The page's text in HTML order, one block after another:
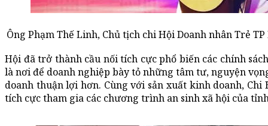
Ông Phạm Thế Linh, Chủ tịch chi Hội Doanh nhân Trẻ
Hội đã trở thành cầu nối tích cực phổ biến các chính
là nơi để doanh nghiệp bày tỏ những tâm tư, nguyện
doanh thuận lợi hơn. Cùng với sản xuất kinh doanh,
tích cực tham gia các chương trình an sinh xã hội của